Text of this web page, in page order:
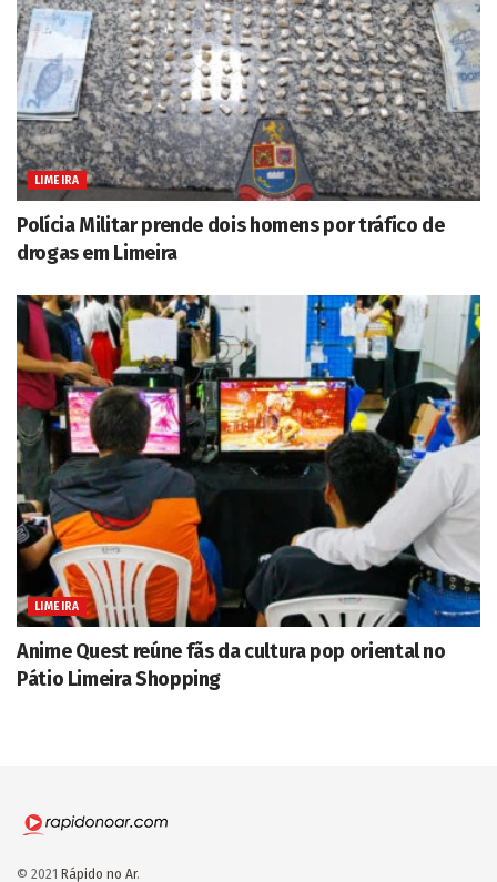
LIMEIRA
Polícia Militar prende dois homens por tráfico de
drogas em Limeira
LIMEIRA
Anime Quest reúne fãs da cultura pop oriental no
Pátio Limeira Shopping
© 2021 Rápido no Ar.